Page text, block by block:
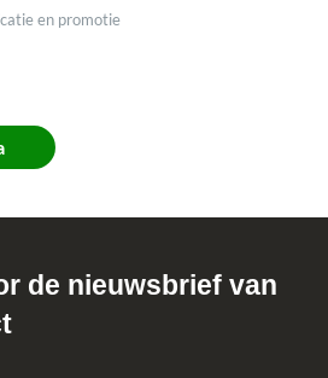
en promotie
de nieuwsbrief van